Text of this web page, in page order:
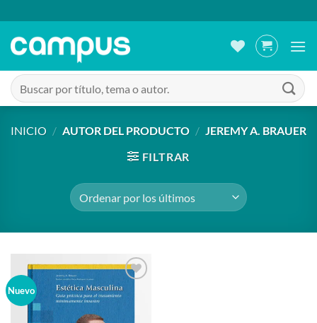
al
contenido
Buscar
por:
INICIO / AUTOR DEL PRODUCTO / JEREMY A. BRAUER
FILTRAR
Nuevo
Añadir